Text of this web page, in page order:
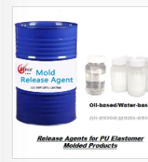
бутархайг гаргах
агент